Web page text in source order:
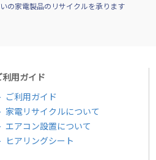
の家電製品のリサイクルを承ります
利用ガイド
ご利用ガイド
家電リサイクルについて
エアコン設置について
ヒアリングシート